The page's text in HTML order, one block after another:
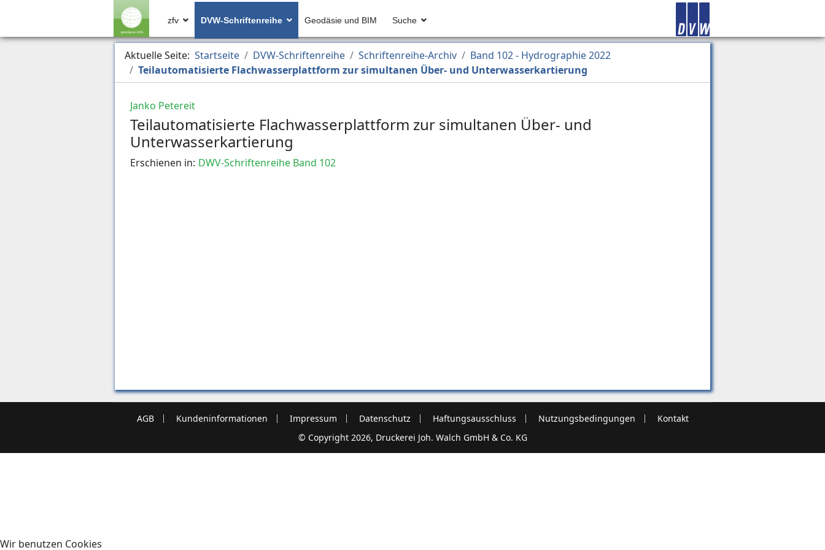
zfv DVW-Schriftenreihe Geodäsie und BIM Suche
Aktuelle Seite: Startseite DVW-Schriftenreihe Schriftenreihe-Archiv
Band 102 - Hydrographie 2022
Teilautomatisierte Flachwasserplattform zur simultanen Über- und Unterwasserkartierung
Janko Petereit
Teilautomatisierte Flachwasserplattform zur simultanen Über- und
Unterwasserkartierung
Erschienen in: DWV-Schriftenreihe Band 102
AGB Kundeninformationen Impressum Datenschutz Haftungsausschluss Nutzungsbedingungen
Kontakt
© Copyright 2026, Druckerei Joh. Walch GmbH & Co. KG
Wir benutzen Cookies